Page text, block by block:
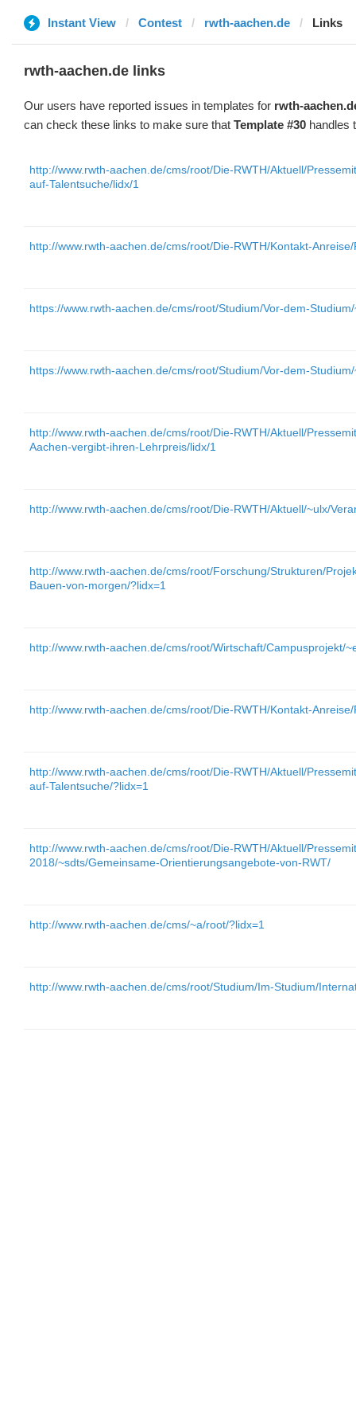
Instant View Contest rwth-aachen.de Links
rwth-aachen.de links
Our users have reported issues in templates for rwth-
can check these links to make sure that Template #30 handles
http://www.rwth-aachen.de/cms/root/Die-RWTH/Aktuell/
auf-Talentsuche/lidx/1
http://www.rwth-aachen.de/cms/root/Die-RWTH/Kontakt-
https://www.rwth-aachen.de/cms/root/Studium/Vor-dem-
https://www.rwth-aachen.de/cms/root/Studium/Vor-dem-
http://www.rwth-aachen.de/cms/root/Die-RWTH/Aktuell/
Aachen-vergibt-ihren-Lehrpreis/lidx/1
http://www.rwth-aachen.de/cms/root/Die-RWTH/Aktuell/~ulx/
http://www.rwth-aachen.de/cms/root/Forschung/Strukturen/
Bauen-von-morgen/?lidx=1
http://www.rwth-aachen.de/cms/root/Wirtschaft/Campusprojekt/
http://www.rwth-aachen.de/cms/root/Die-RWTH/Kontakt-
http://www.rwth-aachen.de/cms/root/Die-RWTH/Aktuell/
auf-Talentsuche/?lidx=1
http://www.rwth-aachen.de/cms/root/Die-RWTH/Aktuell/
2018/~sdts/Gemeinsame-Orientierungsangebote-von-RWT/
http://www.rwth-aachen.de/cms/~a/root/?lidx=1
http://www.rwth-aachen.de/cms/root/Studium/Im-Studium/